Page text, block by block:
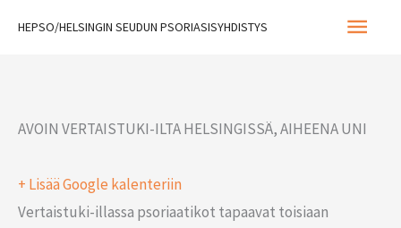
HEPSO/HELSINGIN SEUDUN PSORIASISYHDISTYS
AVOIN VERTAISTUKI-ILTA HELSINGISSÄ, AIHEENA UNI
+ Lisää Google kalenteriin
Vertaistuki-illassa psoriaatikot tapaavat toisiaan